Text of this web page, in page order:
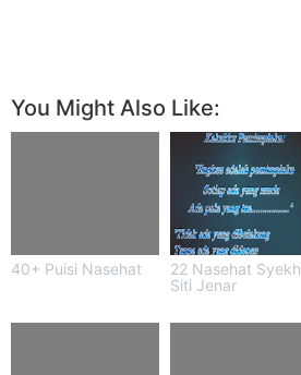
You Might Also Like:
40+ Puisi Nasehat
22 Nasehat Syekh
Siti Jenar